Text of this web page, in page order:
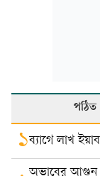
পঠিত
১ব্যাগে লাখ
অভাবের আগুন